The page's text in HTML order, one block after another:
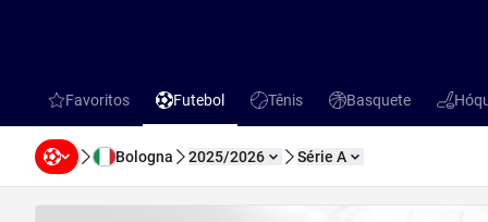
favorites
Favoritos
Futebol
Futebol
Tênis
Tênis
Basquete
Basquete
Hóquei
Bologna 2025/2026 Série A